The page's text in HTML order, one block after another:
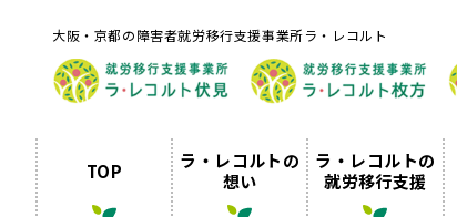
大阪・京都の障害者就労移行支援事業所ラ・レコルト
TOP
ラ・レコルトの
想い
ラ・レコルトの
就労移行支援